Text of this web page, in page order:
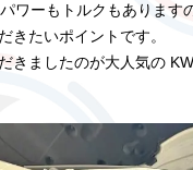
ワーもトルクもあります
きたいポイントです。
きましたのが大人気の